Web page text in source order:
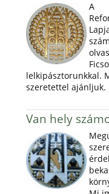
A
lelkipásztorunkkal.
szeretettel ajánljuk.
Van hely